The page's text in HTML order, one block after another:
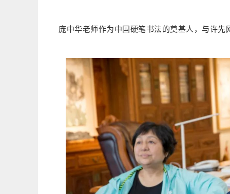
庞中华老师作为中国硬笔书法的奠基人，与许